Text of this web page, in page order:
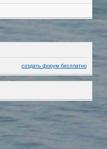
создать форум бесплатно